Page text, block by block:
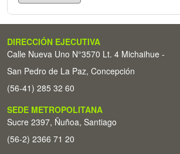
DIRECCIÓN EJECUTIVA
Calle Nueva Uno N°3570 Lt. 4 Michaihue -
San Pedro de La Paz, Concepción
(56-41) 285 32 60
SEDE METROPOLITANA
Sucre 2397, Ñuñoa, Santiago
(56-2) 2366 71 20